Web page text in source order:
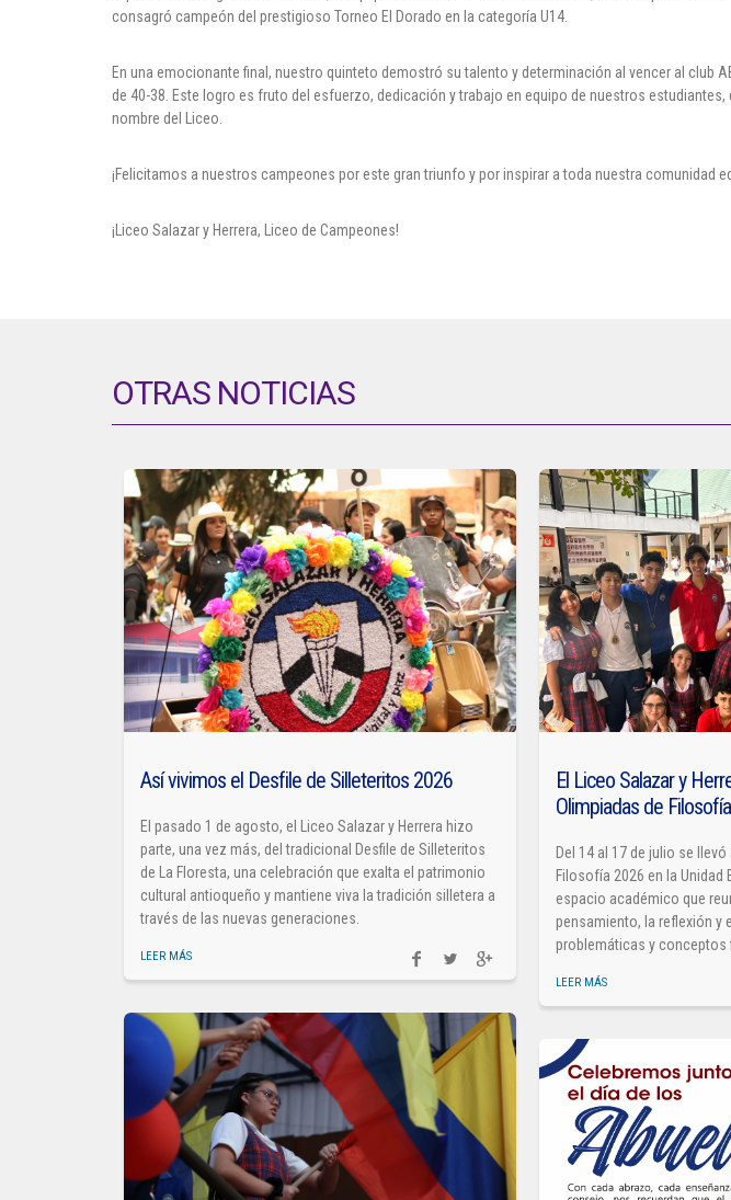
consagró campeón del prestigioso Torneo El Dorado en la categoría U14.
En una emocionante final, nuestro quinteto demostró su talento y determinación al vencer al club
de 40-38. Este logro es fruto del esfuerzo, dedicación y trabajo en equipo de nuestros estudiantes,
nombre del Liceo.
¡Felicitamos a nuestros campeones por este gran triunfo y por inspirar a toda nuestra comunidad
¡Liceo Salazar y Herrera, Liceo de Campeones!
OTRAS NOTICIAS
Así vivimos el Desfile de Silleteritos 2026
El pasado 1 de agosto, el Liceo Salazar y Herrera hizo
parte, una vez más, del tradicional Desfile de Silleteritos
de La Floresta, una celebración que exalta el patrimonio
cultural antioqueño y mantiene viva la tradición silletera a
través de las nuevas generaciones.
LEER MÁS
El Liceo Salazar y
Olimpiadas de Filosofía
Del 14 al 17 de julio se
Filosofía 2026 en la Unidad
espacio académico que
pensamiento, la reflexión y
problemáticas y conceptos
LEER MÁS